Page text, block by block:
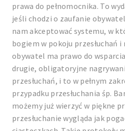
prawa do pełnomocnika. To
jeśli chodzi o zaufanie
nam akceptować systemu, w
bogiem w pokoju przesłuchań i
obywatel ma prawo do
drugie, obligatoryjne
przesłuchań, i to w pełnym
przypadku przesłuchania śp.
możemy już wierzyć w piękne
przesłuchanie wygląda jak